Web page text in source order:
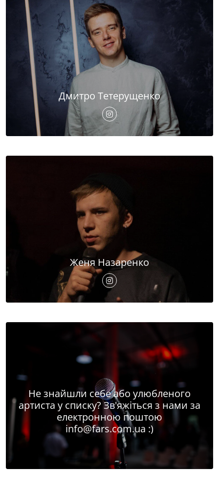
Дмитро Тетерущенко
Женя Назаренко
Не знайшли себе або улюбленого
артиста у списку? Зв'яжіться з нами за
електронною поштою
info@fars.com.ua :)